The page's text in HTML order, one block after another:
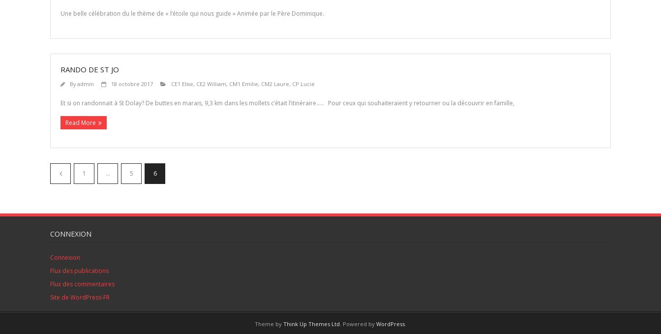
Une belle célébration du le thème de « l’étoile qui nous guide » Animée par le Père Dominique.
RANDO DE ST JO
Byadmin 18 octobre 2017 CE1 Elise, CE2 William, CM1 Emilie, CM2 Laure, CP Lucie
Et si on randonnait à St Dolay? De buttes en marais, 9,3 km dans les mollets c’était l’itinéraire….. Pour ceux qui souhaiteraient y retourner ou la découvrir en famille,
Read More
1 … 5 6
CONNEXION
Connexion
Flux des publications
Flux des commentaires
Site de WordPress-FR
Theme by Think Up Themes Ltd. Powered by WordPress.